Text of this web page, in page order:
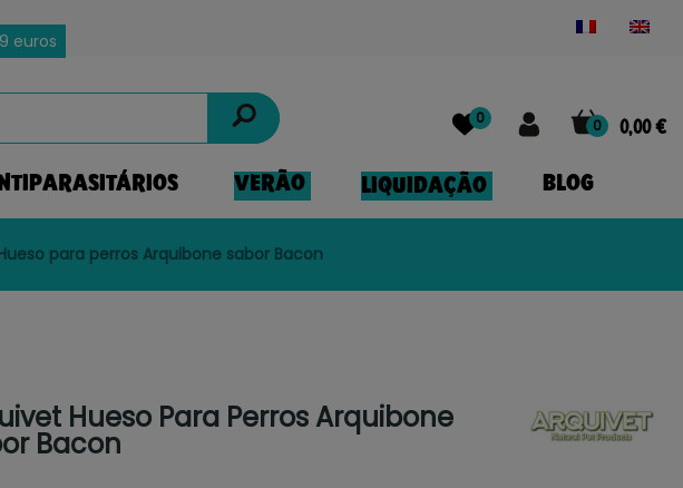
euros
0 0,00 €
0
VERÃO LIQUIDAÇÃO BLOG
para perros Arquibone sabor Bacon
Hueso Para Perros Arquibone
Bacon